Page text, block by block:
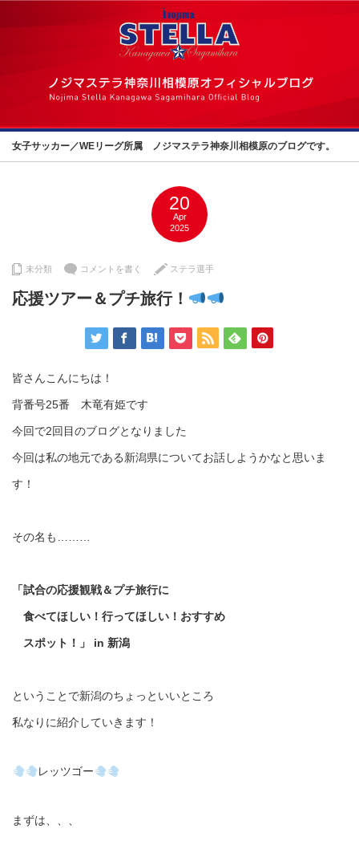
女子サッカー／WEリーグ所属 ノジマステラ神奈川相模原のブログです。
20
Apr
2025
未分類 コメントを書く ステラ選手
応援ツアー＆プチ旅行！
皆さんこんにちは！
背番号25番 木竜有姫です
今回で2回目のブログとなりました
今回は私の地元である新潟県についてお話しようかなと思いま
す！
その名も………
「試合の応援観戦＆プチ旅行に
食べてほしい！行ってほしい！おすすめ
スポット！」 in 新潟
ということで新潟のちょっといいところ
私なりに紹介していきます！
レッツゴー
まずは、、、